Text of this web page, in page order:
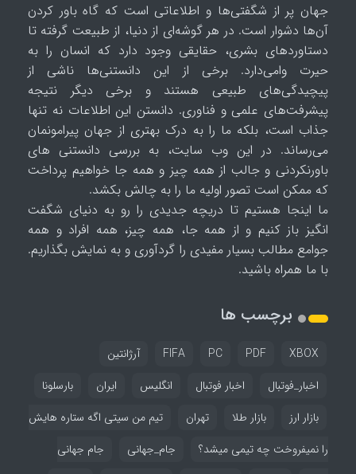
جهان پر از شگفتی‌ها و اطلاعاتی است که گاه باور کردن
آن‌ها دشوار است. در هر گوشه‌ای از دنیا، از طبیعت گرفته تا
دستاوردهای بشری، حقایقی وجود دارد که انسان را به
حیرت وامی‌دارد. برخی از این دانستنی‌ها ناشی از
پیچیدگی‌های طبیعی هستند و برخی دیگر نتیجه
پیشرفت‌های علمی و فناوری. دانستن این اطلاعات نه تنها
جذاب است، بلکه ما را به درک بهتری از جهان پیرامونمان
می‌رساند. در این وب سایت، به بررسی دانستنی های
باورنکردنی و جالب از همه چیز و همه جا خواهیم پرداخت
که ممکن است تصور اولیه ما را به چالش بکشد.
ما اینجا هستیم تا دریچه جدیدی را رو به دنیای شگفت
انگیز باز کنیم و از همه جا، همه چیز، همه افراد و همه
جوامع مطالب بسیار مفیدی را گردآوری و به نمایش بگذاریم.
با ما همراه باشید.
برچسب ها
FIFA PC PDF XBOX
آرژانتین
اخبار_فوتبال
اخبار فوتبال انگلیس ایران
بارسلونا
بازار ارز
بازار طلا تهران
تیم من سیتی اگه ستاره هایش
را نمیفروخت چه تیمی میشد؟
جام_جهانی
جام جهانی